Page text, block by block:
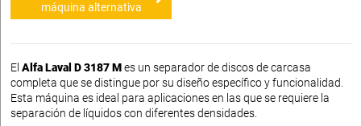
máquina alternativa
El Alfa Laval D 3187 Mes un separador de discos de carcasa
completa que se distingue por su diseño específico y funcionalidad.
Esta máquina es ideal para aplicaciones en las que se requiere la
separación de líquidos con diferentes densidades.